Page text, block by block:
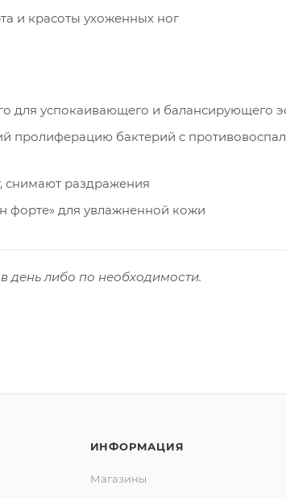
и красоты ухоженных ног
для успокаивающего и балансирующего
пролиферацию бактерий с
снимают раздражения
форте» для увлажненной кожи
день либо по необходимости.
ИНФОРМАЦИЯ
Магазины